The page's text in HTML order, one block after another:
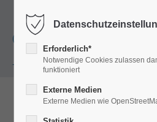
+49
(0)251 322 631
- 0
Erforderlich*
Notwendige Cookies zulassen
funktioniert
Externe Medien
Externe Medien wie